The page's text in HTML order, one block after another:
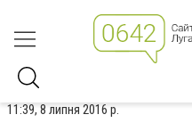
11:39, 8 липня 2016 р.